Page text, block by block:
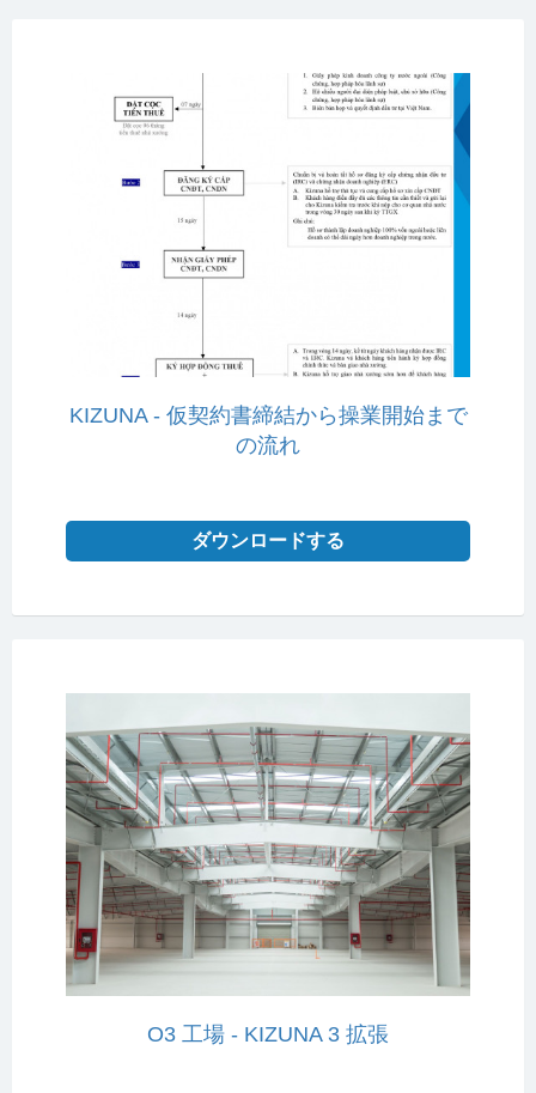
KIZUNA - 仮契約書締結から操業開始まで
の流れ
ダウンロードする
O3 工場 - KIZUNA 3 拡張